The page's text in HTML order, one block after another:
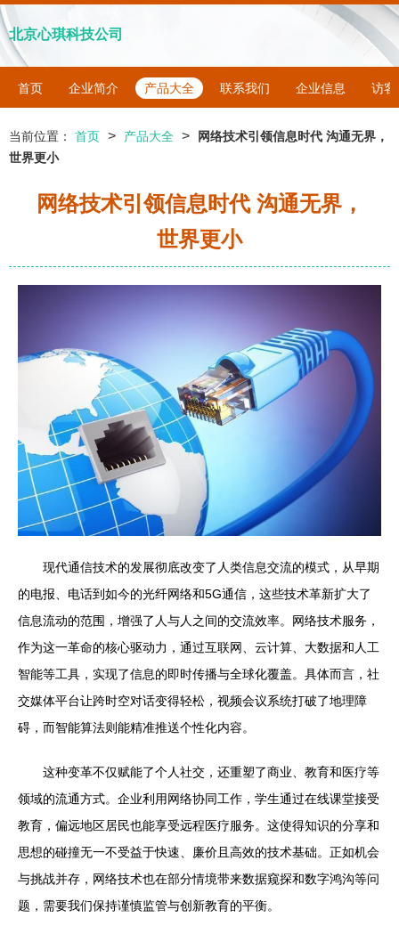
北京心琪科技公司
首页 企业简介 产品大全 联系我们 企业信息 访客
当前位置： 首页 > 产品大全 >
网络技术引领信息时代 沟通无界，
世界更小
网络技术引领信息时代 沟通无界，
世界更小
现代通信技术的发展彻底改变了人类信息交流的模式，从早期
的电报、电话到如今的光纤网络和5G通信，这些技术革新扩大了
信息流动的范围，增强了人与人之间的交流效率。网络技术服务，
作为这一革命的核心驱动力，通过互联网、云计算、大数据和人工
智能等工具，实现了信息的即时传播与全球化覆盖。具体而言，社
交媒体平台让跨时空对话变得轻松，视频会议系统打破了地理障
碍，而智能算法则能精准推送个性化内容。
这种变革不仅赋能了个人社交，还重塑了商业、教育和医疗等
领域的流通方式。企业利用网络协同工作，学生通过在线课堂接受
教育，偏远地区居民也能享受远程医疗服务。这使得知识的分享和
思想的碰撞无一不受益于快速、廉价且高效的技术基础。正如机会
与挑战并存，网络技术也在部分情境带来数据窥探和数字鸿沟等问
题，需要我们保持谨慎监管与创新教育的平衡。